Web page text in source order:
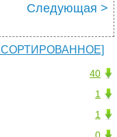
Следующая >
40
1
1